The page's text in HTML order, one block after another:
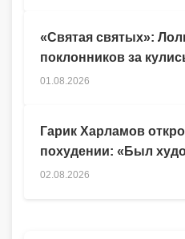
Гарик Харламов
похудении: «Был
02.08.2026
«Святая святых»:
поклонников за
01.08.2026